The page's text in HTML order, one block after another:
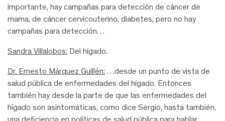
importante, hay campañas para detección de cáncer de
mama, de cáncer cervicouterino, diabetes, pero no hay
campañas para detección…
Sandra Villalobos: Del hígado.
Dr. Ernesto Márquez Guillén: …desde un punto de vista de
salud pública de enfermedades del hígado. Entonces
también hay desde la parte de que las enfermedades del
hígado son asintomáticas, como dice Sergio, hasta también,
una deficiencia en políticas de salud pública para hablar